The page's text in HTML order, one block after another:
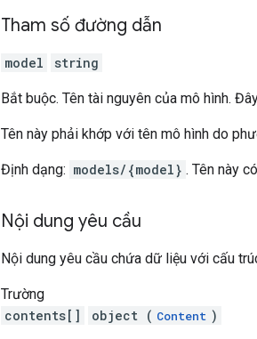
Tham số đường dẫn
model string
Bắt buộc. Tên tài nguyên của mô hình.
Tên này phải khớp với tên mô hình do
Định dạng: models/{model} . Tên này
Nội dung yêu cầu
Nội dung yêu cầu chứa dữ liệu với cấu
Trường
contents[]
object ( Content )